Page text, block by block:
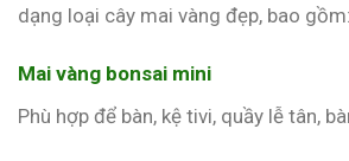
dạng loại cây mai vàng đẹp, bao gồm:
Mai vàng bonsai mini
Phù hợp để bàn, kệ tivi, quầy lễ tân,